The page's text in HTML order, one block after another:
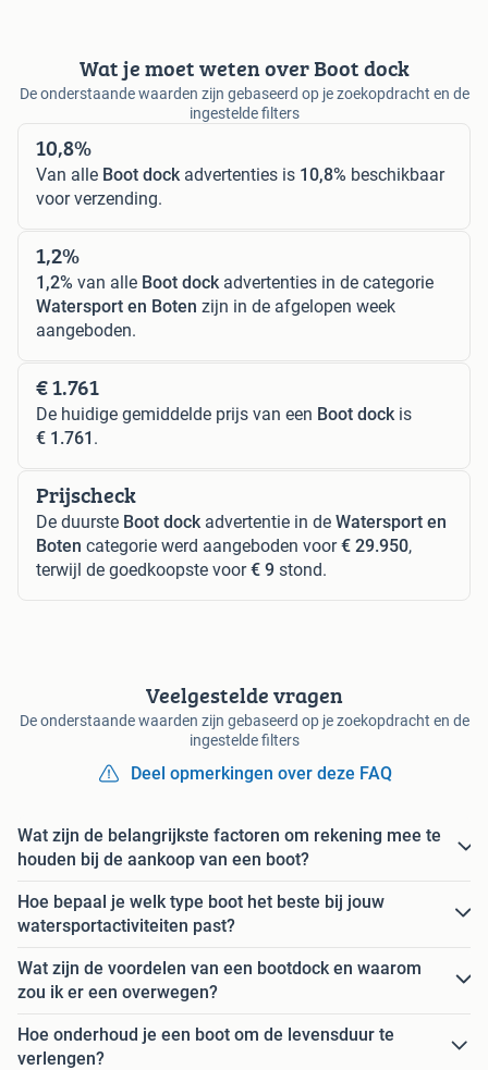
Wat je moet weten over Boot dock
De onderstaande waarden zijn gebaseerd op je zoekopdracht en de
ingestelde filters
10,8%
Van alle Boot dock advertenties is 10,8% beschikbaar
voor verzending.
1,2%
1,2% van alle Boot dock advertenties in de categorie
Watersport en Boten zijn in de afgelopen week
aangeboden.
€ 1.761
De huidige gemiddelde prijs van een Boot dock is
€ 1.761 .
Prijscheck
De duurste Boot dock advertentie in de Watersport en
Boten categorie werd aangeboden voor€ 29.950,
terwijl de goedkoopste voor€ 9 stond.
Veelgestelde vragen
De onderstaande waarden zijn gebaseerd op je zoekopdracht en de
ingestelde filters
Deel opmerkingen over deze FAQ
Wat zijn de belangrijkste factoren om rekening mee te
houden bij de aankoop van een boot?
Hoe bepaal je welk type boot het beste bij jouw
watersportactiviteiten past?
Wat zijn de voordelen van een bootdock en waarom
zou ik er een overwegen?
Hoe onderhoud je een boot om de levensduur te
verlengen?